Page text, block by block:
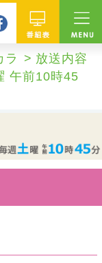
番組
facebook
ラ
放送内容
午前10時45